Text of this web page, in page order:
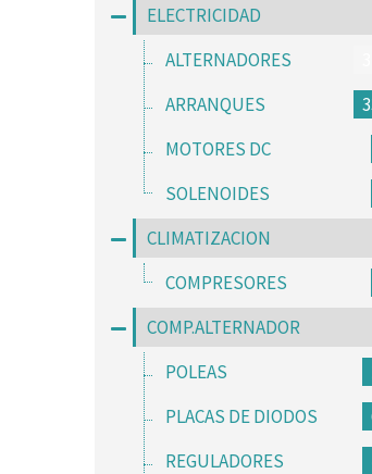
ELECTRICIDAD
ALTERNADORES
ARRANQUES
MOTORES DC
SOLENOIDES
CLIMATIZACION
COMPRESORES
COMP.ALTERNADOR
POLEAS
PLACAS DE DIODOS
REGULADORES